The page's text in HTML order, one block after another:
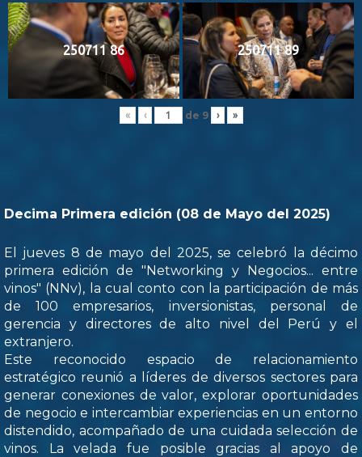
250711 86 250711 89
« ‹ de 9 › »
Decima Primera edición (08 de Mayo del 2025)
El jueves 8 de mayo del 2025, se celebró la décimo
primera edición de "Networking y Negocios... entre
vinos" (NNv), la cual conto con la participación de más
de 100 empresarios, inversionistas, personal de
gerencia y directores de alto nivel del Perú y el
extranjero.
Este reconocido espacio de relacionamiento
estratégico reunió a líderes de diversos sectores para
generar conexiones de valor, explorar oportunidades
de negocio e intercambiar experiencias en un entorno
distendido, acompañado de una cuidada selección de
vinos. La velada fue posible gracias al apoyo de